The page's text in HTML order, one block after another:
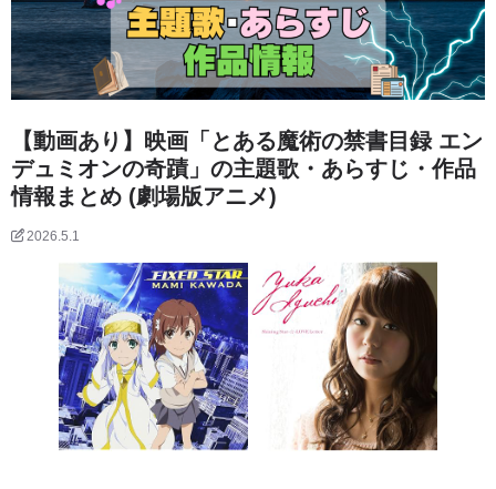
【動画あり】映画「とある魔術の禁書目録 エン
デュミオンの奇蹟」の主題歌・あらすじ・作品
情報まとめ (劇場版アニメ)
2026.5.1